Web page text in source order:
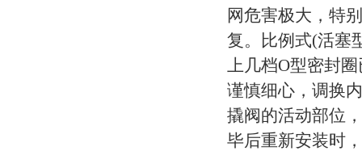
网危害极大，特
复。比例式(活塞
上几档O型密封
谨慎细心，调换
撬阀的活动部位
毕后重新安装时